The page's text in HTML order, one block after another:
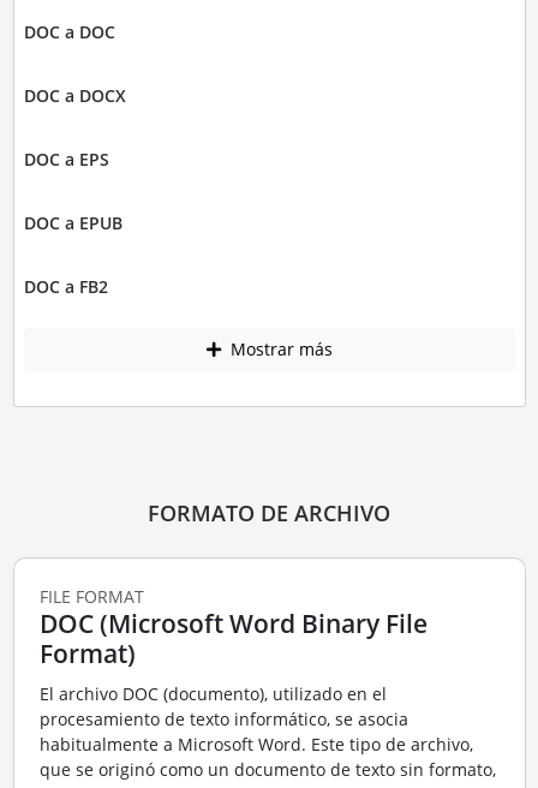
DOC a DOC
DOC a DOCX
DOC a EPS
DOC a EPUB
DOC a FB2
Mostrar más
FORMATO DE ARCHIVO
FILE FORMAT
DOC (Microsoft Word Binary File
Format)
El archivo DOC (documento), utilizado en el
procesamiento de texto informático, se asocia
habitualmente a Microsoft Word. Este tipo de archivo,
que se originó como un documento de texto sin formato,